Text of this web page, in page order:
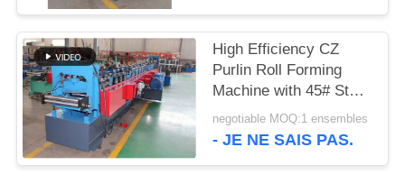
High Efficiency CZ
Purlin Roll Forming
Machine with 45# Steel
Rollers and High
Straightness for
negotiable MOQ:1 ensembles
- JE NE SAIS PAS.